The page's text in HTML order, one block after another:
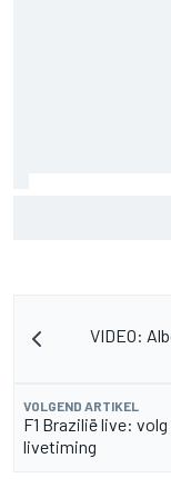
VIDEO:
VOLGEND ARTIKEL
F1 Brazilië live:
livetiming